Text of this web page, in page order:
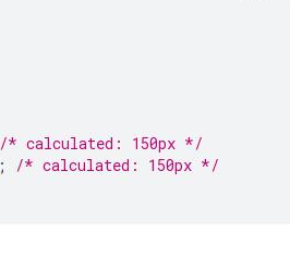
/* calculated: 150px */
;
/* calculated: 150px */